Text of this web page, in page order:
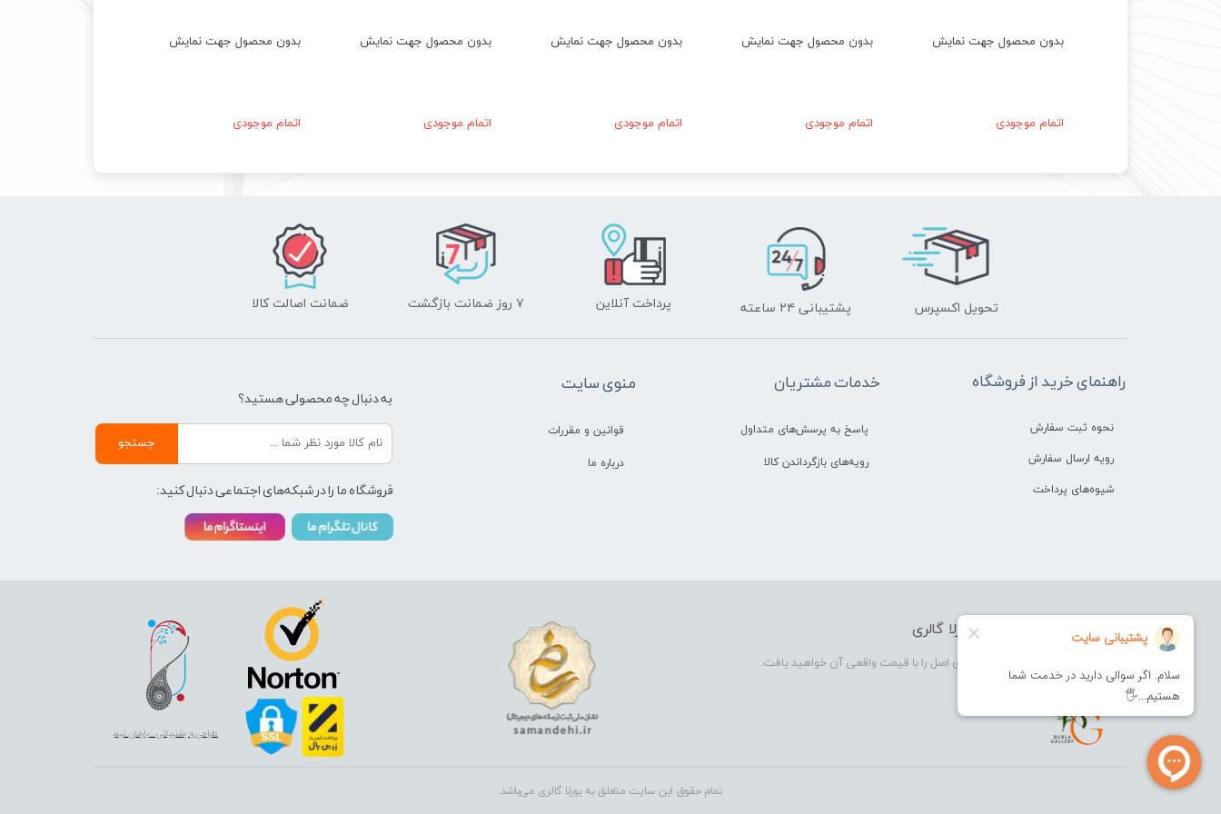
بدون محصول جهت نمایش
اتمام موجودی
بدون محصول جهت نمایش
اتمام موجودی
بدون محصول جهت نمایش
اتمام موجودی
بدون محصول جهت نمایش
اتمام موجودی
بدون محصول جهت نمایش
اتمام موجودی
فروشگاه آرایشی بهداشتی بورلا گالری
بورلا گالری فروشگاهی که در آن کالای اصل را با قیمت واقعی آن خواهید یافت.
تمام حقوق این سایت متعلق به بورلا گالری می‌باشد.
طراحی و پشتیبانی : بارمان تیم
تحویل اکسپرس پشتیبانی ۲۴ ساعته پرداخت آنلاین ۷ روز ضمانت بازگشت ضمانت اصالت کالا
راهنمای خرید از فروشگاه
نحوه ثبت سفارش
رویه ارسال سفارش
شیوه‌های پرداخت
خدمات مشتریان
پاسخ به پرسش‌های متداول
رویه‌های بازگرداندن کالا
منوی سایت
قوانین و مقررات
درباره ما
به دنبال چه محصولی هستید؟
جستجو
فروشگاه ما را در شبکه‌های اجتماعی دنبال کنید: